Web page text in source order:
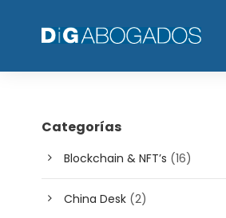
Categorías
Blockchain & NFT’s (16)
China Desk (2)